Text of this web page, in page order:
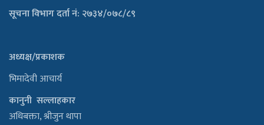
सूचना विभाग दर्ता नं: २७३४/०७८/८९
अध्यक्ष/प्रकाशक
भिमादेवी आचार्य
कानुनी सल्लाहकार
अधिबक्ता, श्रीजुन थापा